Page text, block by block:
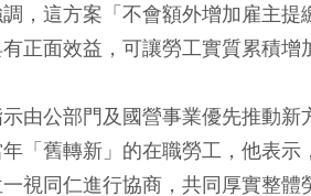
，這方案「不會額外增加雇主
正面效益，可讓勞工實質累積增
由公部門及國營事業優先推動新
「舊轉新」的在職勞工，他表
視同仁進行協商，共同厚實整體